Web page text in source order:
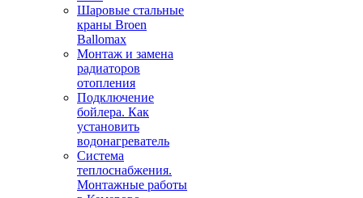
Шаровые стальные
краны Broen
Ballomax
Монтаж и замена
радиаторов
отопления
Подключение
бойлера. Как
установить
водонагреватель
Система
теплоснабжения.
Монтажные работы